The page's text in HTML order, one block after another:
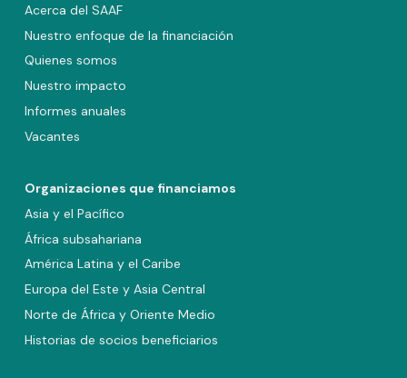
Acerca del SAAF
Nuestro enfoque de la financiación
Quienes somos
Nuestro impacto
Informes anuales
Vacantes
Organizaciones que financiamos
Asia y el Pacífico
África subsahariana
América Latina y el Caribe
Europa del Este y Asia Central
Norte de África y Oriente Medio
Historias de socios beneficiarios